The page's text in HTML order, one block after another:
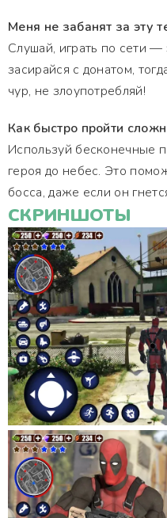
Меня не забанят за эту
Слушай, играть по сети —
засирайся с донатом,
чур, не злоупотребляй!
Как быстро пройти
Используй бесконечные
героя до небес. Это
босса, даже если он
СКРИНШОТЫ